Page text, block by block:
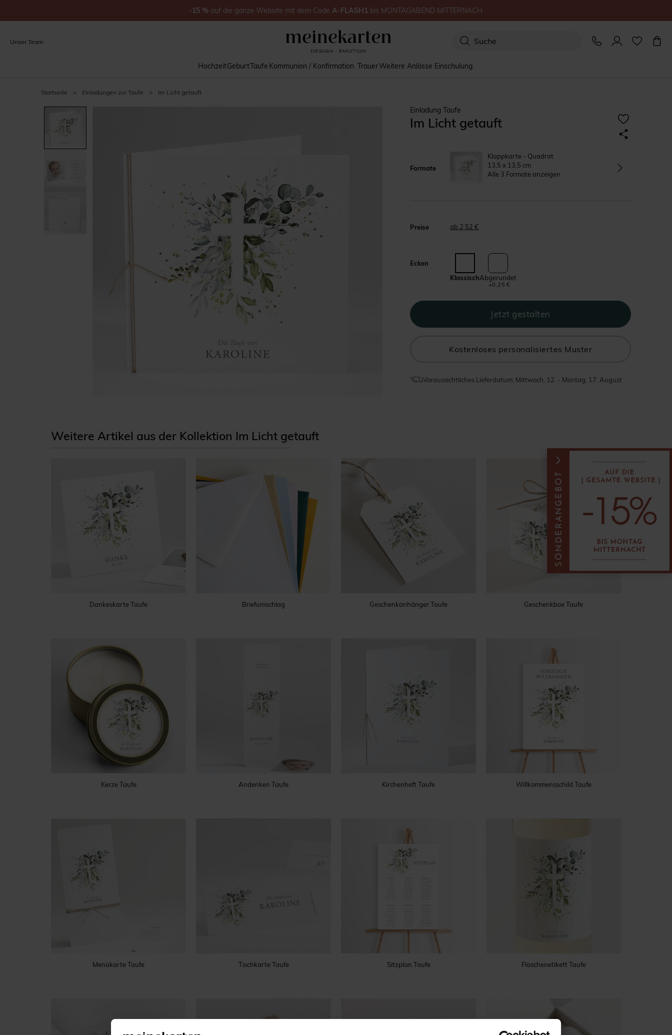
Unser Team
HochzeitGeburtTaufe Kommunion / Konfirmation TrauerWeitere Anlässe Einschulung
Startseite > Einladungen zur Taufe > Im Licht getauft
Einladung Taufe
Im Licht getauft
Formate
Klappkarte - Quadrat
13,5 x 13,5 cm
Alle 3 Formate anzeigen
Preise ab 2,52 €
Ecken
KlassischAbgerundet
+0,25 €
Kostenloses personalisiertes Muster
Voraussichtliches Lieferdatum: Mittwoch, 12. - Montag, 17. August
Weitere Artikel aus der Kollektion Im Licht getauft
Dankeskarte Taufe Briefumschlag Geschenkanhänger Taufe Geschenkbox Taufe
Kerze Taufe Andenken Taufe Kirchenheft Taufe Willkommensschild Taufe
Menükarte Taufe Tischkarte Taufe Sitzplan Taufe Flaschenetikett Taufe
-15 % auf die ganze Website mit dem Code A-FLASH1 bis MONTAGABEND MITTERNACH